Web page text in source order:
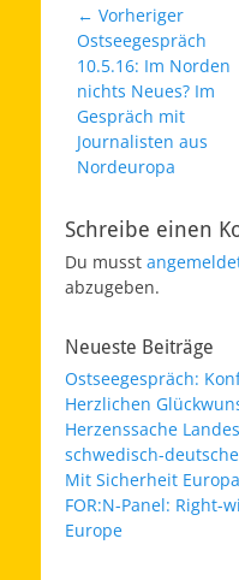
← Vorheriger
Vorheriger
Beitrag:
Ostseegespräch
10.5.16: Im Norden
nichts Neues? Im
Gespräch mit
Journalisten aus
Nordeuropa
Schreibe einen
Du musst
abzugeben.
Neueste Beiträge
Ostseegespräch:
Herzlichen
Herzenssache
schwedisch-
Mit Sicherheit Europa
FOR:N-Panel:
Europe